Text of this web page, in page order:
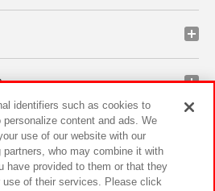
ン
identifiers such as cookies to
content and ads. We
use of our website with our
who may combine it with
have provided to them or that they
use of their services. Please click